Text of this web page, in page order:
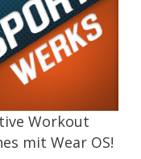
Workout
mit Wear OS!